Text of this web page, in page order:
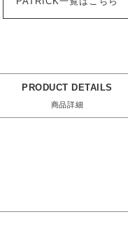
PRODUCT DETAILS
商品詳細